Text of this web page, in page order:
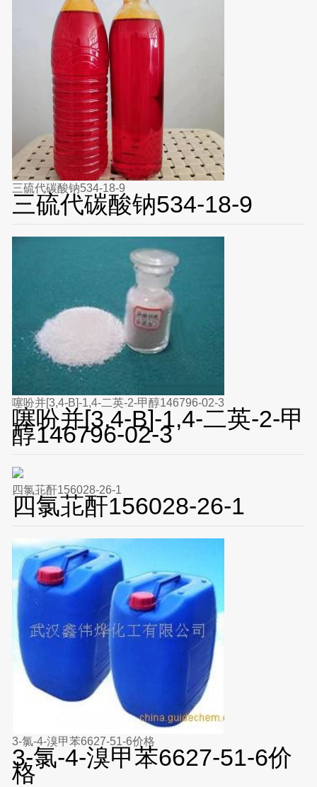
三硫代碳酸钠534-18-9
三硫代碳酸钠534-18-9
噻吩并[3,4-B]-1,4-二英-2-甲醇146796-02-3
噻吩并[3,4-B]-1,4-二英-2-甲
醇146796-02-3
四氯苝酐156028-26-1
四氯苝酐156028-26-1
3-氯-4-溴甲苯6627-51-6价格
3-氯-4-溴甲苯6627-51-6价
格